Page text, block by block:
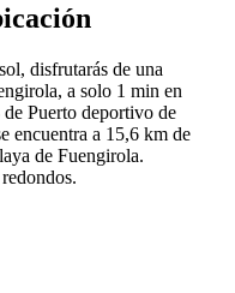
disfrutarás de una
a solo 1 min en
Puerto deportivo de
encuentra a 15,6 km de
de Fuengirola.